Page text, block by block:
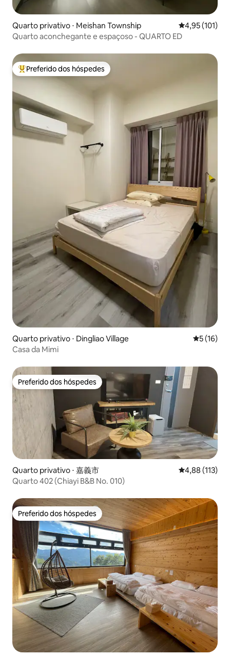
Quarto privativo ⋅ Meishan Township 4,95 de uma
4,95 (101)
Quarto aconchegante e espaçoso - QUARTO ED
Entre os melhores preferidos dos hóspedes
Preferido dos hóspedes
Quarto privativo ⋅ Dingliao Village 5 de uma
5 (16)
Casa da Mimi
Preferido dos hóspedes
Preferido dos hóspedes
Quarto privativo ⋅ 嘉義市 4,88 de uma
4,88 (113)
Quarto 402 (Chiayi B&B No. 010)
Preferido dos hóspedes
Preferido dos hóspedes